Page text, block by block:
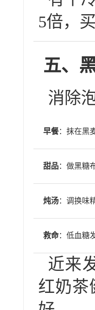
5倍，
五、
消除
早餐：抹在黑
甜品：做黑糖
炖汤：调换味
救命：低血糖
近来
红奶茶